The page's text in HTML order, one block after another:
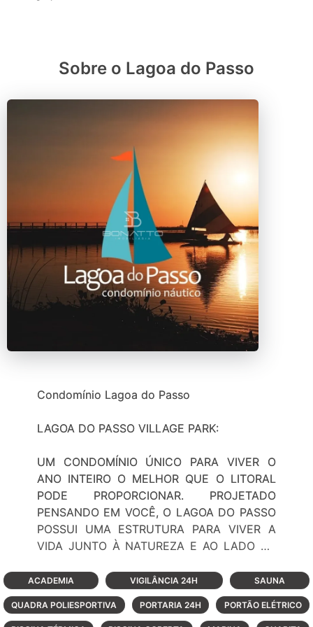
Sobre o Lagoa do Passo
Condomínio Lagoa do Passo
LAGOA DO PASSO VILLAGE PARK:
UM CONDOMÍNIO ÚNICO PARA VIVER O
ANO INTEIRO O MELHOR QUE O LITORAL
PODE PROPORCIONAR. PROJETADO
PENSANDO EM VOCÊ, O LAGOA DO PASSO
POSSUI UMA ESTRUTURA PARA VIVER A
VIDA JUNTO À NATUREZA E AO LADO DE
ESPAÇO, RECANTOS ARBORIZADOS,
COMPLETA INFRA-ESTRUTURA ESPORTIVA,
CLUBES SOCIAIS, SALA DE JOGOS E TUDO
ACADEMIA VIGILÂNCIA 24H SAUNA
QUADRA POLIESPORTIVA PORTARIA 24H PORTÃO ELÉTRICO